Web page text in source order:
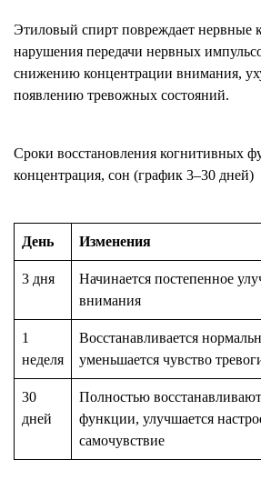
Этиловый спирт повреждает нервные
нарушения передачи нервных
снижению концентрации внимания,
появлению тревожных состояний.
Сроки восстановления когнитивных
концентрация, сон (график 3–30 дней)
День Изменения
3 дня
Начинается постепенное
внимания
1
неделя
Восстанавливается
уменьшается чувство
30
дней
Полностью
функции, улучшается
самочувствие